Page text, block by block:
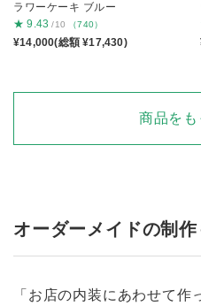
ラワーケーキ ブルー
★ 9.43 /10 （740）
¥14,000(総額 ¥17,430)
商品をも
オーダーメイドの制
「お店の内装にあわせて作